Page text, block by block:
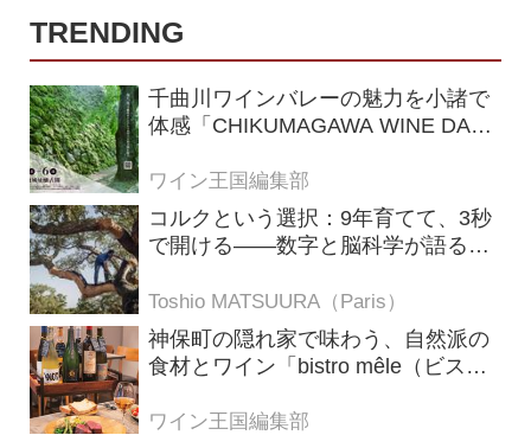
TRENDING
千曲川ワインバレーの魅力を小諸で
体感「CHIKUMAGAWA WINE DAYS
ワイン王国編集部
コルクという選択：9年育てて、3秒
で開ける——数字と脳科学が語る栓
Toshio MATSUURA（Paris）
神保町の隠れ家で味わう、自然派の
食材とワイン「bistro mêle（ビスト
ワイン王国編集部